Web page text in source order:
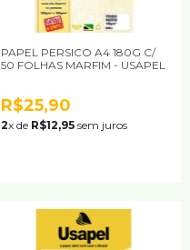
PAPEL PERSICO A4 180G C/
50 FOLHAS MARFIM - USAPEL
R$25,90
2x de R$12,95 sem juros